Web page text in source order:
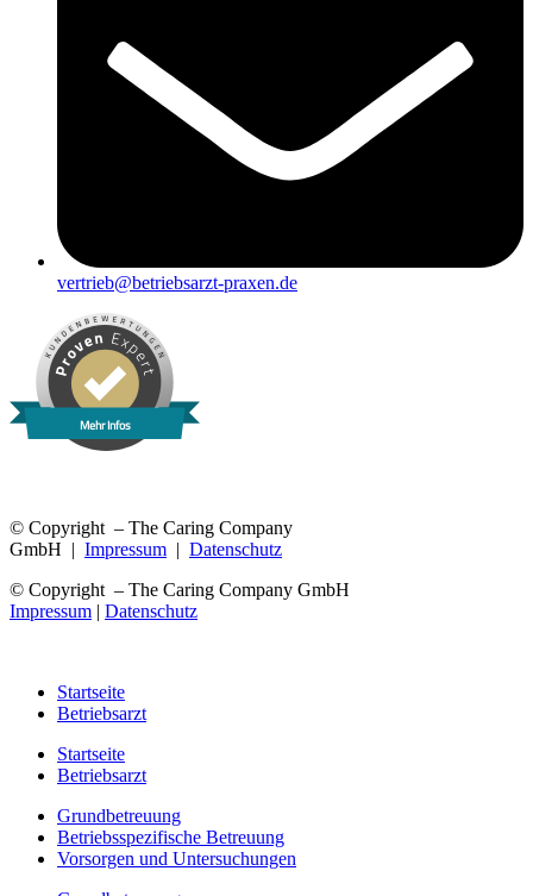
vertrieb@betriebsarzt-praxen.de
Mehr Infos
© Copyright – The Caring Company
GmbH | Impressum | Datenschutz
© Copyright – The Caring Company GmbH
Impressum | Datenschutz
Startseite
Betriebsarzt
Startseite
Betriebsarzt
Grundbetreuung
Betriebsspezifische Betreuung
Vorsorgen und Untersuchungen